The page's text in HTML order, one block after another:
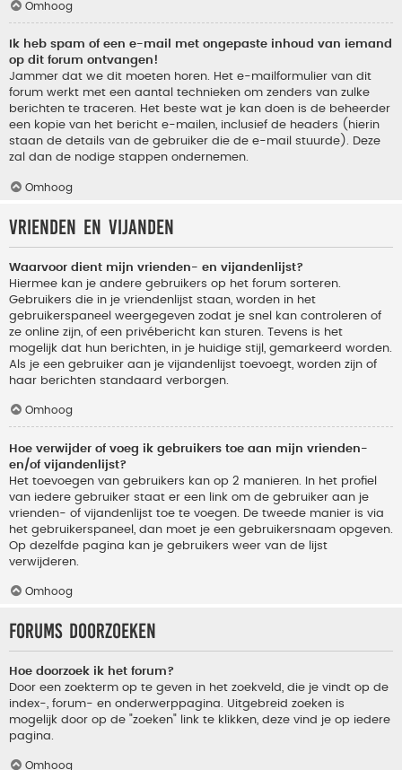
Omhoog
Ik heb spam of een e-mail met ongepaste inhoud van iemand
op dit forum ontvangen!
Jammer dat we dit moeten horen. Het e-mailformulier van dit
forum werkt met een aantal technieken om zenders van zulke
berichten te traceren. Het beste wat je kan doen is de beheerder
een kopie van het bericht e-mailen, inclusief de headers (hierin
staan de details van de gebruiker die de e-mail stuurde). Deze
zal dan de nodige stappen ondernemen.
Omhoog
Vrienden en vijanden
Waarvoor dient mijn vrienden- en vijandenlijst?
Hiermee kan je andere gebruikers op het forum sorteren.
Gebruikers die in je vriendenlijst staan, worden in het
gebruikerspaneel weergegeven zodat je snel kan controleren of
ze online zijn, of een privébericht kan sturen. Tevens is het
mogelijk dat hun berichten, in je huidige stijl, gemarkeerd worden.
Als je een gebruiker aan je vijandenlijst toevoegt, worden zijn of
haar berichten standaard verborgen.
Omhoog
Hoe verwijder of voeg ik gebruikers toe aan mijn vrienden-
en/of vijandenlijst?
Het toevoegen van gebruikers kan op 2 manieren. In het profiel
van iedere gebruiker staat er een link om de gebruiker aan je
vrienden- of vijandenlijst toe te voegen. De tweede manier is via
het gebruikerspaneel, dan moet je een gebruikersnaam opgeven.
Op dezelfde pagina kan je gebruikers weer van de lijst
verwijderen.
Omhoog
Forums doorzoeken
Hoe doorzoek ik het forum?
Door een zoekterm op te geven in het zoekveld, die je vindt op de
index-, forum- en onderwerppagina. Uitgebreid zoeken is
mogelijk door op de "zoeken" link te klikken, deze vind je op iedere
pagina.
Omhoog